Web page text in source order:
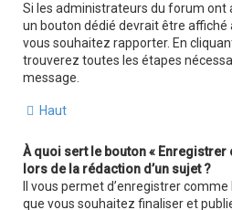
Si les administrateurs du forum
un bouton dédié devrait être affiché
vous souhaitez rapporter. En
trouverez toutes les étapes
message.
Haut
À quoi sert le bouton «
lors de la rédaction d’un sujet ?
Il vous permet d’enregistrer
que vous souhaitez finaliser et